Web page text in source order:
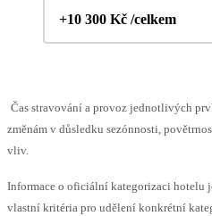
+10 300 Kč /celkem
Čas stravování a provoz jednotlivých
změnám v důsledku sezónnosti,
vliv.
Informace o oficiální kategorizaci hotelu
vlastní kritéria pro udělení konkrétní